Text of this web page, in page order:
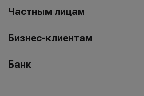
Частным лицам
Бизнес-клиентам
Банк